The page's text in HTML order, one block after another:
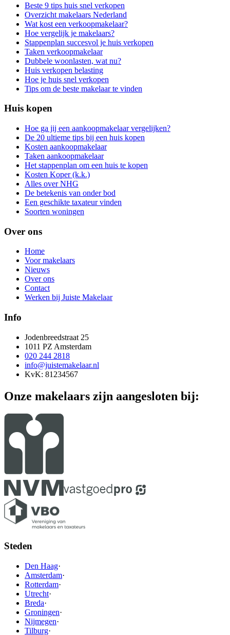
Beste 9 tips huis snel verkopen
Overzicht makelaars Nederland
Wat kost een verkoopmakelaar?
Hoe vergelijk je makelaars?
Stappenplan succesvol je huis verkopen
Taken verkoopmakelaar
Dubbele woonlasten, wat nu?
Huis verkopen belasting
Hoe je huis snel verkopen
Tips om de beste makelaar te vinden
Huis kopen
Hoe ga jij een aankoopmakelaar vergelijken?
De 20 ultieme tips bij een huis kopen
Kosten aankoopmakelaar
Taken aankoopmakelaar
Het stappenplan om een huis te kopen
Kosten Koper (k.k.)
Alles over NHG
De betekenis van onder bod
Een geschikte taxateur vinden
Soorten woningen
Over ons
Home
Voor makelaars
Nieuws
Over ons
Contact
Werken bij Juiste Makelaar
Info
Jodenbreedstraat 25
1011 PZ Amsterdam
020 244 2818
info@juistemakelaar.nl
KvK: 81234567
Onze makelaars zijn aangesloten bij:
Steden
Den Haag·
Amsterdam·
Rotterdam·
Utrecht·
Breda·
Groningen·
Nijmegen·
Tilburg·